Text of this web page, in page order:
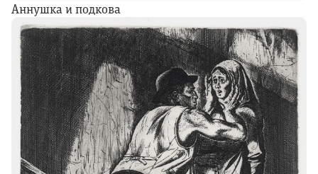
Аннушка и подкова